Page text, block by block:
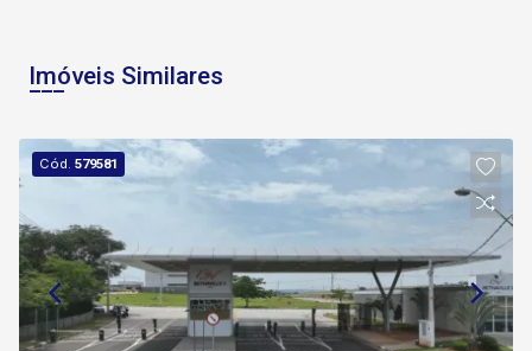
Imóveis Similares
Cód.579581